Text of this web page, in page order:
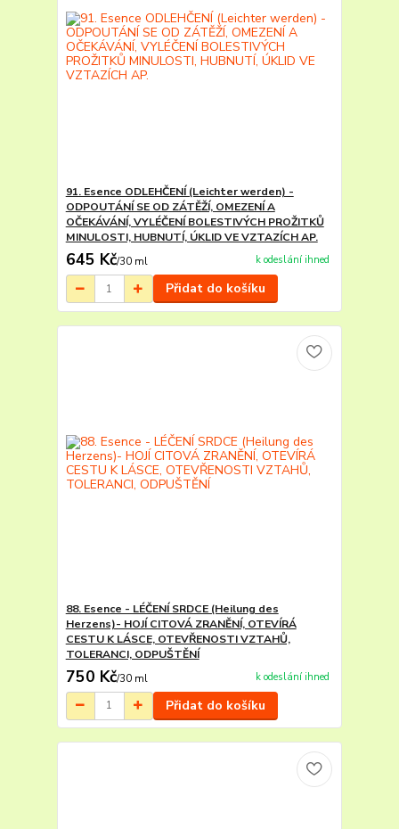
91. Esence ODLEHČENÍ (Leichter werden) -
ODPOUTÁNÍ SE OD ZÁTĚŽÍ, OMEZENÍ A
OČEKÁVÁNÍ, VYLÉČENÍ BOLESTIVÝCH PROŽITKŮ
MINULOSTI, HUBNUTÍ, ÚKLID VE VZTAZÍCH AP.
645 Kč/30 ml k odeslání ihned
Přidat do košíku
88. Esence - LÉČENÍ SRDCE (Heilung des
Herzens)- HOJÍ CITOVÁ ZRANĚNÍ, OTEVÍRÁ
CESTU K LÁSCE, OTEVŘENOSTI VZTAHŮ,
TOLERANCI, ODPUŠTĚNÍ
750 Kč/30 ml k odeslání ihned
Přidat do košíku